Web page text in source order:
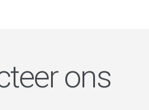
ons